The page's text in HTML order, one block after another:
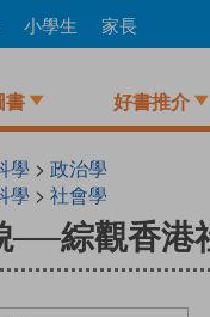
小學生 家長
書 好書推介
學 > 政治學
學 > 社會學
──綜觀香港